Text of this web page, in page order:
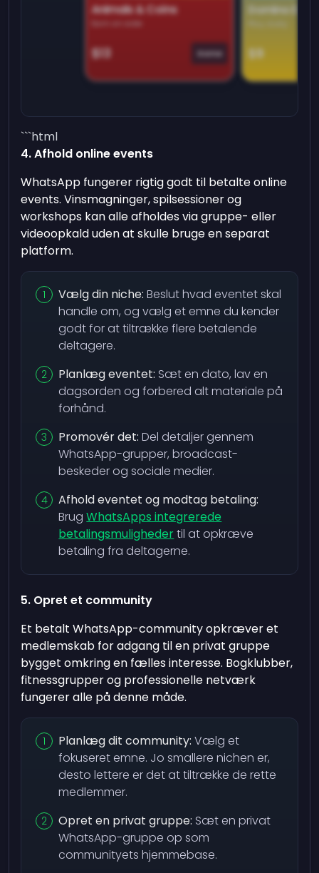
Animals & Coins
Earn on side
$13 Game
Domino
$9
```html
4. Afhold online events
WhatsApp fungerer rigtig godt til betalte online
events. Vinsmagninger, spilsessioner og
workshops kan alle afholdes via gruppe- eller
videoopkald uden at skulle bruge en separat
platform.
Vælg din niche: Beslut hvad eventet skal
handle om, og vælg et emne du kender
godt for at tiltrække flere betalende
deltagere.
Planlæg eventet: Sæt en dato, lav en
dagsorden og forbered alt materiale på
forhånd.
Promovér det: Del detaljer gennem
WhatsApp-grupper, broadcast-
beskeder og sociale medier.
Afhold eventet og modtag betaling:
BrugWhatsApps integrerede
betalingsmulighedertil at opkræve
betaling fra deltagerne.
5. Opret et community
Et betalt WhatsApp-community opkræver et
medlemskab for adgang til en privat gruppe
bygget omkring en fælles interesse. Bogklubber,
fitnessgrupper og professionelle netværk
fungerer alle på denne måde.
Planlæg dit community: Vælg et
fokuseret emne. Jo smallere nichen er,
desto lettere er det at tiltrække de rette
medlemmer.
Opret en privat gruppe: Sæt en privat
WhatsApp-gruppe op som
communityets hjemmebase.